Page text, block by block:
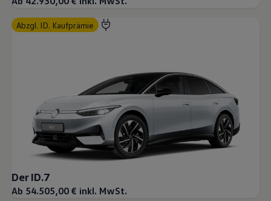
abzgl. ID. Kaufprämie
Der ID.7
Ab 54.505,00 € inkl. MwSt.